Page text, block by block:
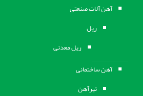
آهن آلات صنعتی
ریل
ریل معدنی
آهن ساختمانی
تیرآهن